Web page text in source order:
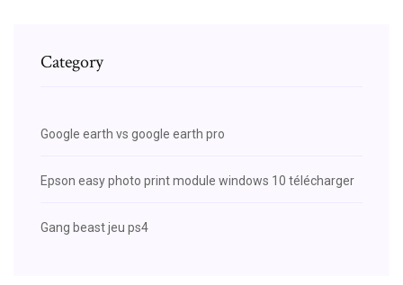
Category
Google earth vs google earth pro
Epson easy photo print module windows 10 télécharger
Gang beast jeu ps4